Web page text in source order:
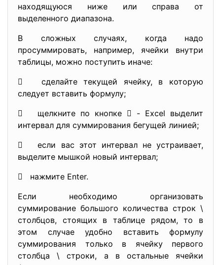
находящуюся ниже или справа от
выделенного диапазона.
В сложных случаях, когда надо
просуммировать, например, ячейки внутри
таблицы, можно поступить иначе:
 сделайте текущей ячейку, в которую
следует вставить формулу;
 щелкните по кнопке  - Excel выделит
интервал для суммирования бегущей линией;
 если вас этот интервал не устраивает,
выделите мышкой новый интервал;
 нажмите Enter.
Если необходимо организовать
суммирование большого количества строк \
столбцов, стоящих в таблице рядом, то в
этом случае удобно вставить формулу
суммирования только в ячейку первого
столбца \ строки, а в остальные ячейки